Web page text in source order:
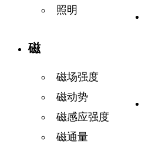
照明
磁
磁场强度
磁动势
磁感应强度
磁通量